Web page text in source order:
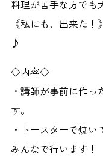
料理が苦手な方でも
《私にも、出来た
♪
◇内容◇
・講師が事前に作
す。
・トースターで焼
みんなで行います！